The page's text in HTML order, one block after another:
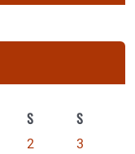
S S
2
3